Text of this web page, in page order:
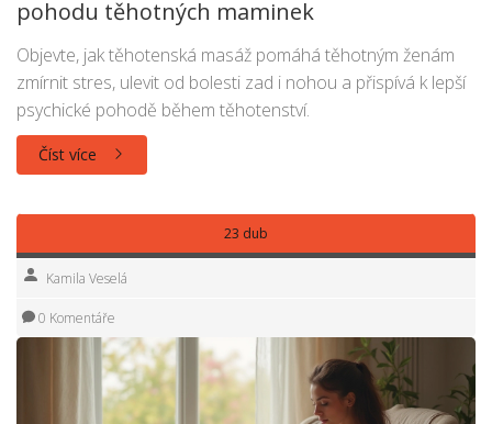
pohodu těhotných maminek
Objevte, jak těhotenská masáž pomáhá těhotným ženám
zmírnit stres, ulevit od bolesti zad i nohou a přispívá k lepší
psychické pohodě během těhotenství.
Číst více
23 dub
Kamila Veselá
0 Komentáře